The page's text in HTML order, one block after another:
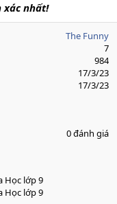
xác nhất!
The Funny
7
984
17/3/23
17/3/23
0 đánh giá
Học lớp 9
Học lớp 9